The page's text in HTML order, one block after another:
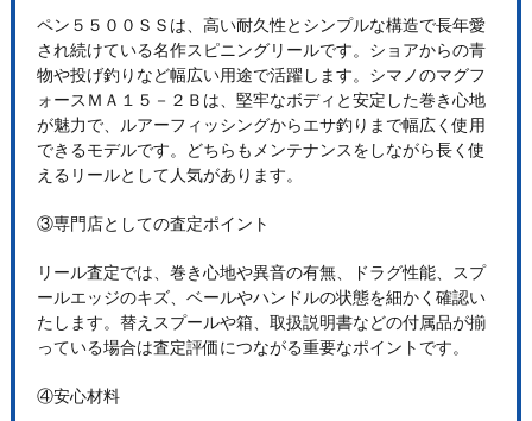
ペン５５００ＳＳは、高い耐久性とシンプルな構造で長年愛
され続けている名作スピニングリールです。ショアからの青
物や投げ釣りなど幅広い用途で活躍します。シマノのマグフ
ォースＭＡ１５－２Ｂは、堅牢なボディと安定した巻き心地
が魅力で、ルアーフィッシングからエサ釣りまで幅広く使用
できるモデルです。どちらもメンテナンスをしながら長く使
えるリールとして人気があります。
③専門店としての査定ポイント
リール査定では、巻き心地や異音の有無、ドラグ性能、スプ
ールエッジのキズ、ベールやハンドルの状態を細かく確認い
たします。替えスプールや箱、取扱説明書などの付属品が揃
っている場合は査定評価につながる重要なポイントです。
④安心材料